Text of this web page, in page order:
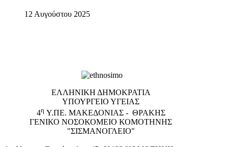
12 Αυγούστου 2025
EΛΛΗΝΙΚΗ ΔΗΜΟΚΡΑΤΙΑ
ΥΠΟΥΡΓΕΙΟ ΥΓΕΙΑΣ
4η Υ.ΠΕ. ΜΑΚΕΔΟΝΙΑΣ - ΘΡΑΚΗΣ
ΓΕΝΙΚΟ NΟΣΟΚΟΜΕΙΟ ΚΟΜΟΤΗΝΗΣ
"ΣΙΣΜΑΝΟΓΛΕΙΟ"